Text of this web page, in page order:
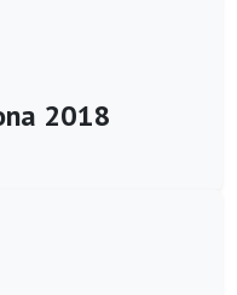
2018